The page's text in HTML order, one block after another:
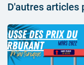
D'autres articles